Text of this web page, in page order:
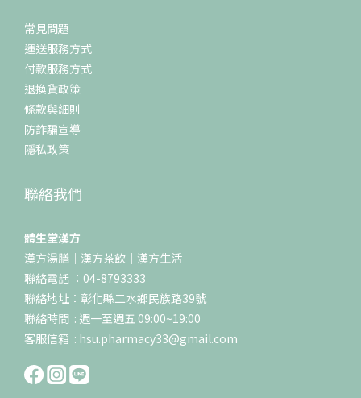
常見問題
運送服務方式
付款服務方式
退換貨政策
條款與細則
防詐騙宣導
隱私政策
聯絡我們
體生堂漢方
漢方湯膳｜漢方茶飲｜漢方生活
聯絡電話 ：04-8793333
聯絡地址：彰化縣二水鄉民族路39號
聯絡時間 : 週一至週五 09:00~19:00
客服信箱 : hsu.pharmacy33@gmail.com